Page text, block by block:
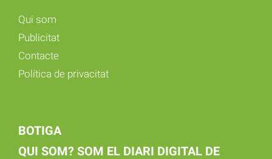
Qui som
Publicitat
Contacte
Política de privacitat
BOTIGA
QUI SOM? SOM EL DIARI DIGITAL DE